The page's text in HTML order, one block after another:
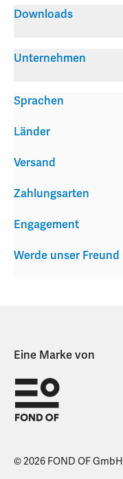
Downloads
Unternehmen
Versand
Zahlungsarten
Engagement
Werde unser Freund
Sprachen
Länder
Eine Marke von
© 2026 FOND OF GmbH